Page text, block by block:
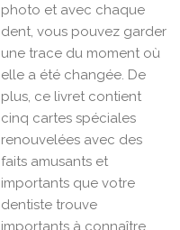
photo et avec chaque
dent, vous pouvez garder
une trace du moment où
elle a été changée. De
plus, ce livret contient
cinq cartes spéciales
renouvelées avec des
faits amusants et
importants que votre
dentiste trouve
importants à connaître.